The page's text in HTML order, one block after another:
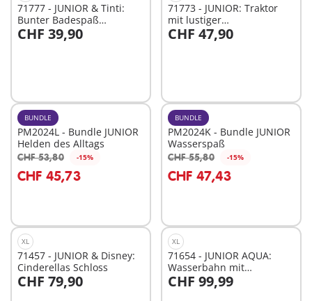
71777 - JUNIOR & Tinti:
Bunter Badespaß
Adventskalender
CHF 39,90
In den Warenkorb
71773 - JUNIOR: Traktor
mit lustiger
Pflanzmaschine
CHF 47,90
In den Warenkorb
BUNDLE
PM2024L - Bundle JUNIOR
Helden des Alltags
CHF 53,80 -15%
CHF 45,73
In den Warenkorb
BUNDLE
PM2024K - Bundle JUNIOR
Wasserspaß
CHF 55,80 -15%
CHF 47,43
In den Warenkorb
XL
71457 - JUNIOR & Disney:
Cinderellas Schloss
CHF 79,90
In den Warenkorb
XL
71654 - JUNIOR AQUA:
Wasserbahn mit
Wasserspielplatz und
Lerneffekten
CHF 99,99
In den Warenkorb